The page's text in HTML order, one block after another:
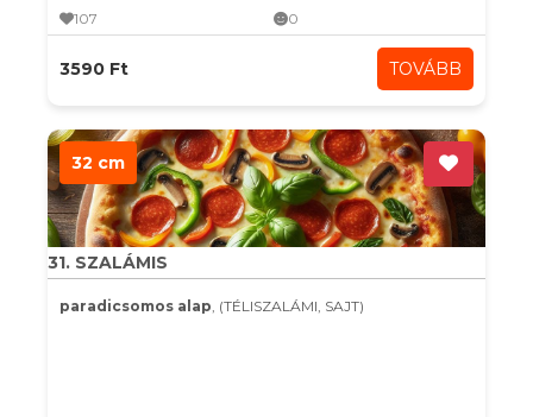
107 0
3590 Ft TOVÁBB
32 cm
31. SZALÁMIS
paradicsomos alap, (TÉLISZALÁMI, SAJT)